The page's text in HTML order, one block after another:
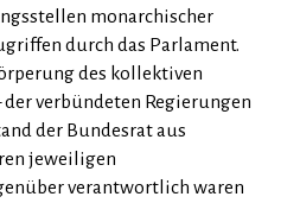
monarchischer
durch das Parlament.
des kollektiven
der verbündeten Regierungen
der Bundesrat aus
jeweiligen
verantwortlich waren